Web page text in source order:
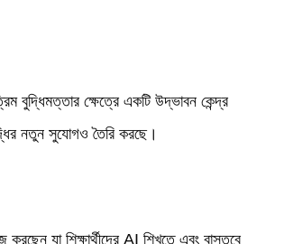
বুদ্ধিমত্তার ক্ষেত্রে একটি উদ্ভাবন কেন্দ্র
নতুন সুযোগও তৈরি করছে।
যা শিক্ষার্থীদের AI শিখতে এবং বাস্তবে